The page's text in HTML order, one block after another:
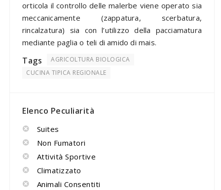
orticola il controllo delle malerbe viene operato sia
meccanicamente (zappatura, scerbatura,
rincalzatura) sia con l’utilizzo della pacciamatura
mediante paglia o teli di amido di mais.
Tags
AGRICOLTURA BIOLOGICA
CUCINA TIPICA REGIONALE
Elenco Peculiarità
Suites
Non Fumatori
Attività Sportive
Climatizzato
Animali Consentiti